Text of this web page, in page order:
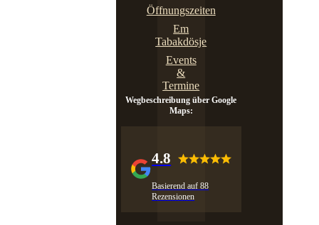
Öffnungszeiten
Em
Tabakdösje
Events
&
Termine
Wegbeschreibung über Google
Maps:
4.8
Basierend auf 88
Rezensionen